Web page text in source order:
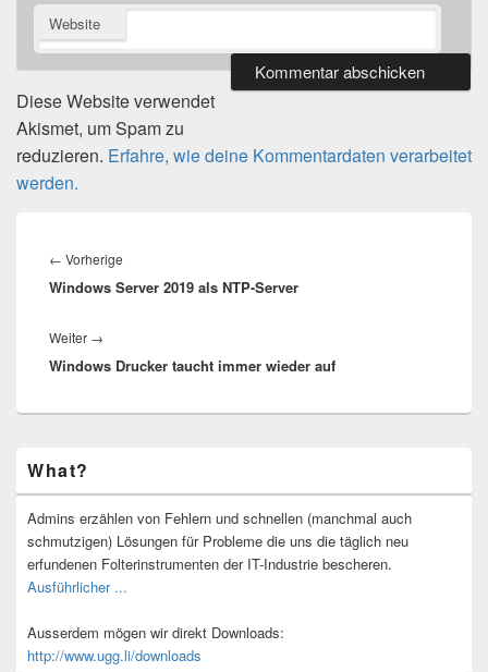
Website
Diese Website verwendet
Akismet, um Spam zu
reduzieren. Erfahre, wie deine Kommentardaten verarbeitet
werden.
← Vorherige
Beitrag:
Windows Server 2019 als NTP-Server
Weiter →
Beitrag:
Windows Drucker taucht immer wieder auf
Seitenleisten-
Widgetbereich
What?
Admins erzählen von Fehlern und schnellen (manchmal auch
schmutzigen) Lösungen für Probleme die uns die täglich neu
erfundenen Folterinstrumenten der IT-Industrie bescheren.
Ausführlicher ...
Ausserdem mögen wir direkt Downloads:
http://www.ugg.li/downloads